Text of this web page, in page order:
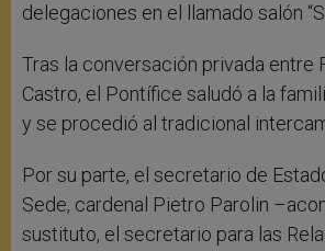
delegaciones en el llamado salón
Tras la conversación privada entre
Castro, el Pontífice saludó a la
y se procedió al tradicional
Por su parte, el secretario de
Sede, cardenal Pietro Parolin
sustituto, el secretario para las